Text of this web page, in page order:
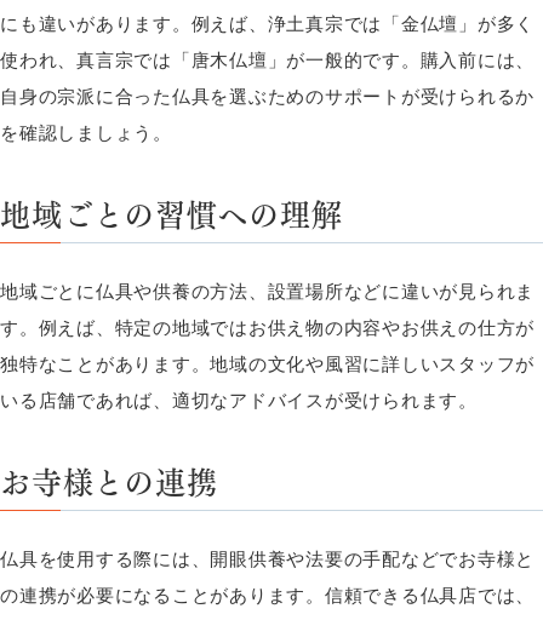
にも違いがあります。例えば、浄土真宗では「金仏壇」が多く
使われ、真言宗では「唐木仏壇」が一般的です。購入前には、
自身の宗派に合った仏具を選ぶためのサポートが受けられるか
を確認しましょう。
地域ごとの習慣への理解
地域ごとに仏具や供養の方法、設置場所などに違いが見られま
す。例えば、特定の地域ではお供え物の内容やお供えの仕方が
独特なことがあります。地域の文化や風習に詳しいスタッフが
いる店舗であれば、適切なアドバイスが受けられます。
お寺様との連携
仏具を使用する際には、開眼供養や法要の手配などでお寺様と
の連携が必要になることがあります。信頼できる仏具店では、